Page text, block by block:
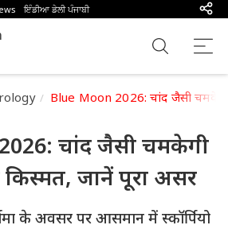
ਇੰਡੀਆ ਡੇਲੀ ਪੰਜਾਬੀ
Blue Moon 2026: चांद जैसी चमकेगी
चांद जैसी चमकेगी
किस्मत, जानें पूरा असर
के अवसर पर आसमान में स्कॉर्पियो